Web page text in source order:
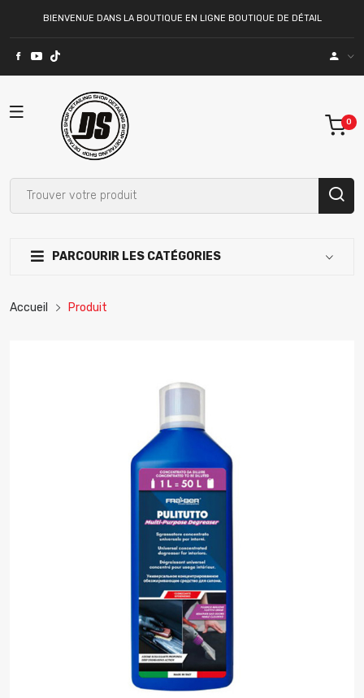
BIENVENUE DANS LA BOUTIQUE EN LIGNE BOUTIQUE DE DÉTAIL
PARCOURIR LES CATÉGORIES
Accueil Produit